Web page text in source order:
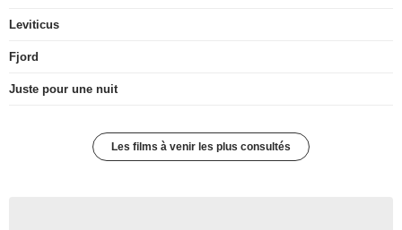
Leviticus
Fjord
Juste pour une nuit
Les films à venir les plus consultés